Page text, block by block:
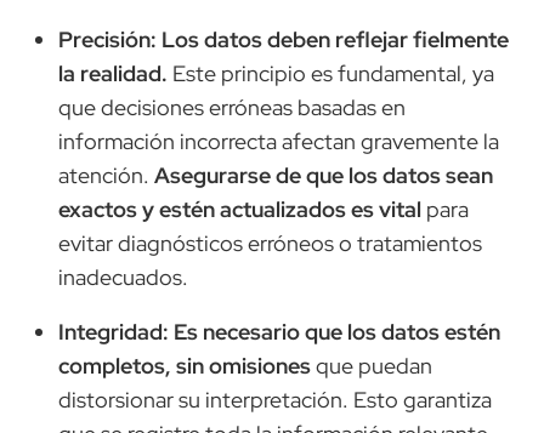
Precisión: Los datos deben reflejar fielmente
la realidad. Este principio es fundamental, ya
que decisiones erróneas basadas en
información incorrecta afectan gravemente la
atención. Asegurarse de que los datos sean
exactos y estén actualizados es vital para
evitar diagnósticos erróneos o tratamientos
inadecuados.
Integridad: Es necesario que los datos estén
completos, sin omisionesque puedan
distorsionar su interpretación. Esto garantiza